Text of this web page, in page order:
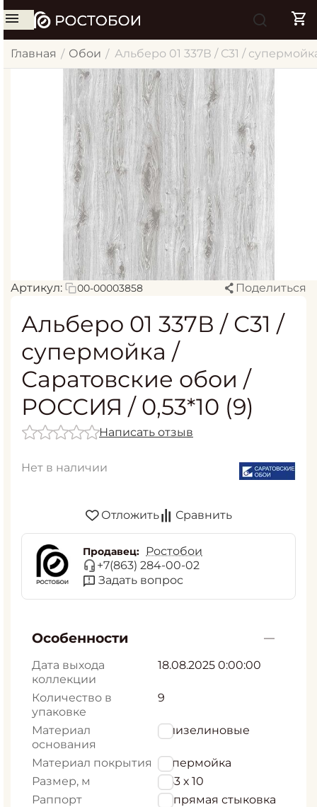
Главная / Обои / Альберо 01 337В / С31 /
Артикул: 00-00003858 Поделиться
Альберо 01 337В / С31 /
супермойка /
Саратовские обои /
РОССИЯ / 0,53*10 (9)
Написать отзыв
Нет в наличии
Отложить Сравнить
Продавец:
Ростобои
+7(863) 284-00-02
Задать вопрос
Особенности
Дата выхода
коллекции
18.08.2025 0:00:00
Количество в
упаковке
9
Материал
основания
Флизелиновые
Материал покрытия Супермойка
Размер, м
0,53 х 10
Раппорт
53 прямая стыковка